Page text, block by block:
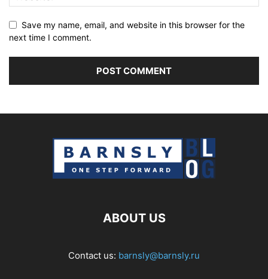
Save my name, email, and website in this browser for the
next time I comment.
ABOUT US
Contact us: barnsly@barnsly.ru